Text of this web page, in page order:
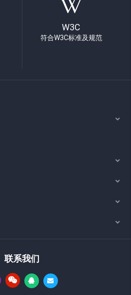
W3C
符合W3C标准及规范
联系我们